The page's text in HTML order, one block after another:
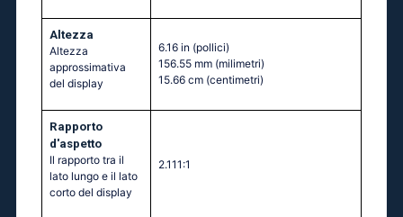
Altezza
Altezza
approssimativa
del display
6.16 in (pollici)
156.55 mm (milimetri)
15.66 cm (centimetri)
Rapporto
d'aspetto
Il rapporto tra il
lato lungo e il lato
corto del display
2.111:1